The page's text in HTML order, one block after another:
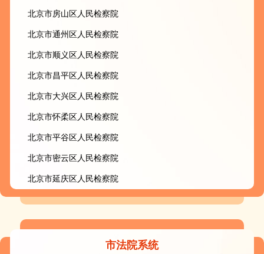
北京市房山区人民检察院
北京市通州区人民检察院
北京市顺义区人民检察院
北京市昌平区人民检察院
北京市大兴区人民检察院
北京市怀柔区人民检察院
北京市平谷区人民检察院
北京市密云区人民检察院
北京市延庆区人民检察院
市法院系统